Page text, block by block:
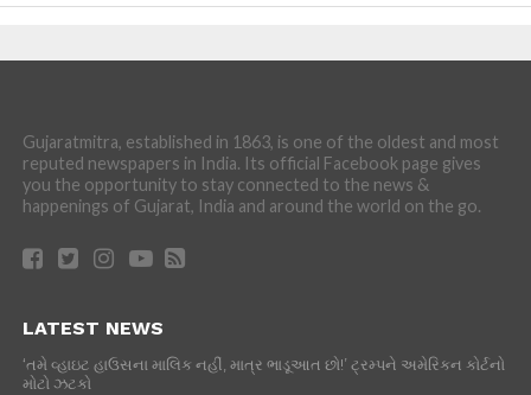
Gujaratmitra, established in 1863, is one of the oldest and most
reputed newspapers in India. Its official Facebook page gives
you the opportunity to stay connected to the news &
happenings of Gujarat, India and around the world on the go.
LATEST NEWS
‘તમે વ્હાઇટ હાઉસના માલિક નહીં, માત્ર ભાડૂઆત છો!’ ટ્રમ્પને અમેરિકન કોર્ટનો
મોટો ઝટકો